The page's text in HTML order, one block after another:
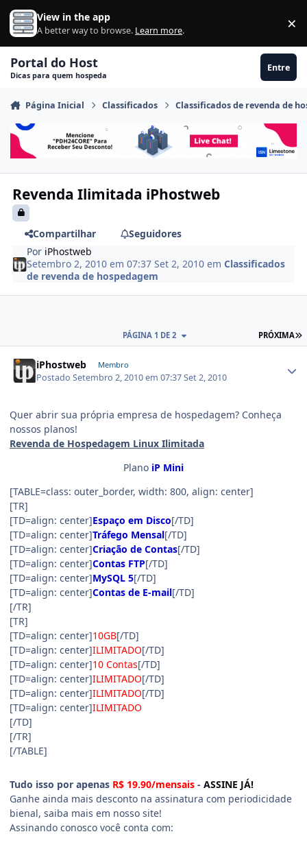
Ir para conteúdo
View in the app
A better way to browse. Learn more. ×
Portal do Host
Dicas para quem hospeda
Entre
Página Inicial Classificados Classificados de revenda de
Revenda Ilimitada iPhostweb
Compartilhar
Seguidores
Por iPhostweb
Setembro 2, 2010 em 07:37Set 2, 2010 emClassificados
de revenda de hospedagem
PRÓXIMA
PÁGINA 1 DE 2
iPhostweb Membro
PostadoSetembro 2, 2010 em 07:37Set 2, 2010
Quer abrir sua própria empresa de hospedagem? Conheça
nossos planos!
Revenda de Hospedagem Linux Ilimitada
Plano iP Mini
[TABLE=class: outer_border, width: 800, align: center]
[TR]
[TD=align: center]Espaço em Disco[/TD]
[TD=align: center]Tráfego Mensal[/TD]
[TD=align: center]Criação de Contas[/TD]
[TD=align: center]Contas FTP[/TD]
[TD=align: center]MySQL 5[/TD]
[TD=align: center]Contas de E-mail[/TD]
[/TR]
[TR]
[TD=align: center]10GB[/TD]
[TD=align: center]ILIMITADO[/TD]
[TD=align: center]10 Contas[/TD]
[TD=align: center]ILIMITADO[/TD]
[TD=align: center]ILIMITADO[/TD]
[TD=align: center]ILIMITADO
[/TD]
[/TR]
[/TABLE]
Tudo isso por apenas R$ 19.90/mensais - ASSINE JÁ!
Ganhe ainda mais desconto na assinatura com periodicidade
bienal, saiba mais em nosso site!
Assinando conosco você conta com: